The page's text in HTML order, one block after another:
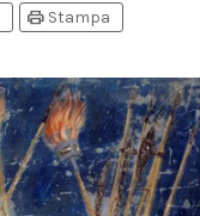
print Stampa